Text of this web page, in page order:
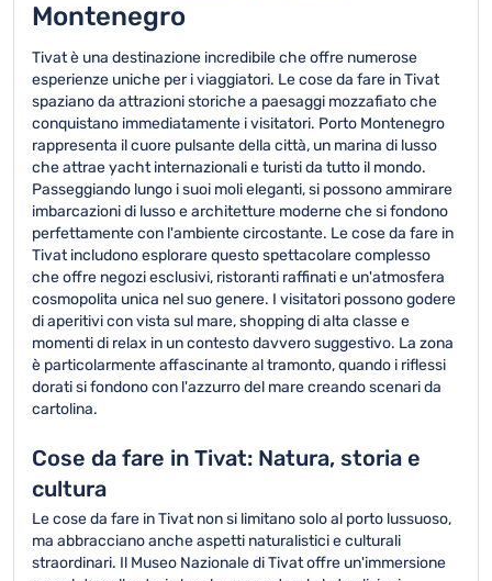
Montenegro
Tivat è una destinazione incredibile che offre numerose
esperienze uniche per i viaggiatori. Le cose da fare in Tivat
spaziano da attrazioni storiche a paesaggi mozzafiato che
conquistano immediatamente i visitatori. Porto Montenegro
rappresenta il cuore pulsante della città, un marina di lusso
che attrae yacht internazionali e turisti da tutto il mondo.
Passeggiando lungo i suoi moli eleganti, si possono ammirare
imbarcazioni di lusso e architetture moderne che si fondono
perfettamente con l'ambiente circostante. Le cose da fare in
Tivat includono esplorare questo spettacolare complesso
che offre negozi esclusivi, ristoranti raffinati e un'atmosfera
cosmopolita unica nel suo genere. I visitatori possono godere
di aperitivi con vista sul mare, shopping di alta classe e
momenti di relax in un contesto davvero suggestivo. La zona
è particolarmente affascinante al tramonto, quando i riflessi
dorati si fondono con l'azzurro del mare creando scenari da
cartolina.
Cose da fare in Tivat: Natura, storia e
cultura
Le cose da fare in Tivat non si limitano solo al porto lussuoso,
ma abbracciano anche aspetti naturalistici e culturali
straordinari. Il Museo Nazionale di Tivat offre un'immersione